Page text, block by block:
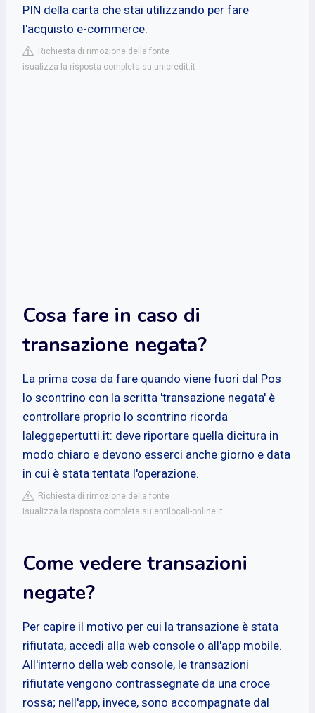
PIN della carta che stai utilizzando per fare
l'acquisto e-commerce.
Richiesta di rimozione della fonte
isualizza la risposta completa su unicredit.it
Cosa fare in caso di
transazione negata?
La prima cosa da fare quando viene fuori dal Pos
lo scontrino con la scritta 'transazione negata' è
controllare proprio lo scontrino ricorda
laleggepertutti.it: deve riportare quella dicitura in
modo chiaro e devono esserci anche giorno e data
in cui è stata tentata l'operazione.
Richiesta di rimozione della fonte
isualizza la risposta completa su entilocali-online.it
Come vedere transazioni
negate?
Per capire il motivo per cui la transazione è stata
rifiutata, accedi alla web console o all'app mobile.
All'interno della web console, le transazioni
rifiutate vengono contrassegnate da una croce
rossa; nell'app, invece, sono accompagnate dal